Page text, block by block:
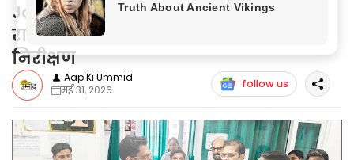
Jaunpur News: जिलाधिकारी ने स्वशासी
राज्य चिकित्सा महाविद्यालय का किया
निरीक्षण
Aap Ki Ummid
मई 31, 2026
follow us